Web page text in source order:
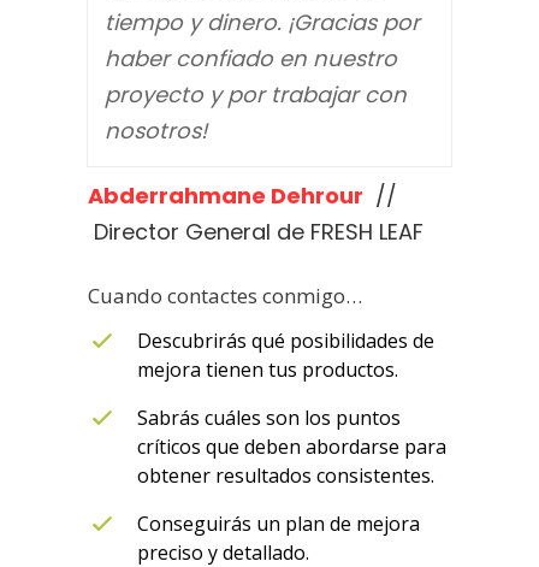
tiempo y dinero. ¡Gracias por
haber confiado en nuestro
proyecto y por trabajar con
nosotros!
Abderrahmane Dehrour //
Director General de FRESH LEAF
Cuando contactes conmigo…
Descubrirás qué posibilidades de
mejora tienen tus productos.
Sabrás cuáles son los puntos
críticos que deben abordarse para
obtener resultados consistentes.
Conseguirás un plan de mejora
preciso y detallado.